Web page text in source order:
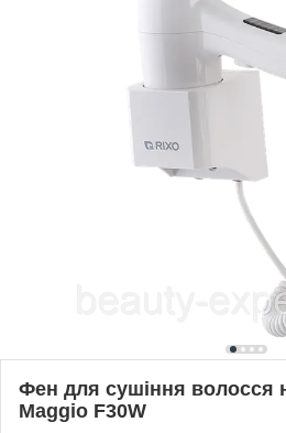
Фен для сушіння волосся
Maggio F30W